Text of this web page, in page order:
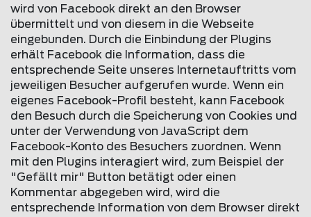
wird von Facebook direkt an den Browser
übermittelt und von diesem in die Webseite
eingebunden. Durch die Einbindung der Plugins
erhält Facebook die Information, dass die
entsprechende Seite unseres Internetauftritts vom
jeweiligen Besucher aufgerufen wurde. Wenn ein
eigenes Facebook-Profil besteht, kann Facebook
den Besuch durch die Speicherung von Cookies und
unter der Verwendung von JavaScript dem
Facebook-Konto des Besuchers zuordnen. Wenn
mit den Plugins interagiert wird, zum Beispiel der
"Gefällt mir" Button betätigt oder einen
Kommentar abgegeben wird, wird die
entsprechende Information von dem Browser direkt